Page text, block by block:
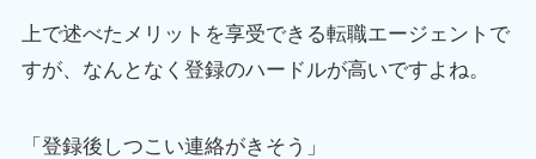
上で述べたメリットを享受できる転職エージェントで
すが、なんとなく登録のハードルが高いですよね。
「登録後しつこい連絡がきそう」